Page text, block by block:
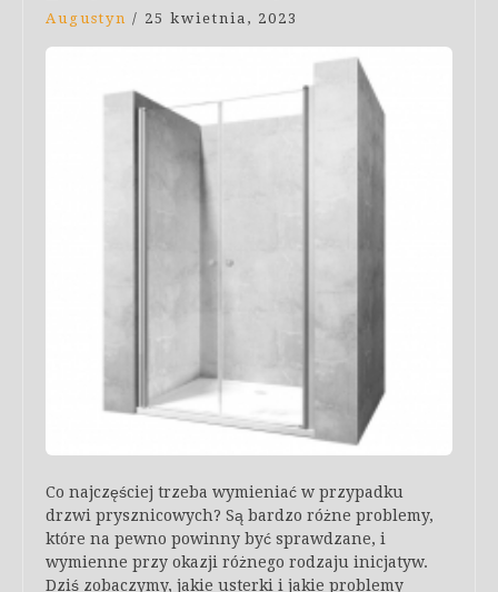
Augustyn / 25 kwietnia, 2023
Co najczęściej trzeba wymieniać w przypadku
drzwi prysznicowych? Są bardzo różne problemy,
które na pewno powinny być sprawdzane, i
wymienne przy okazji różnego rodzaju inicjatyw.
Dziś zobaczymy, jakie usterki i jakie problemy